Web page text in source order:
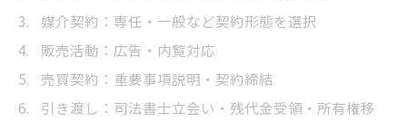
媒介契約：専任・一般など契約形態を選択
販売活動：広告・内覧対応
売買契約：重要事項説明・契約締結
引き渡し：司法書士立会い・残代金受領・所有権移